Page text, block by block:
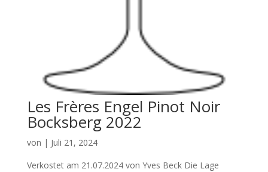
Les Frères Engel Pinot Noir
Bocksberg 2022
von | Juli 21, 2024
Verkostet am 21.07.2024 von Yves Beck Die Lage